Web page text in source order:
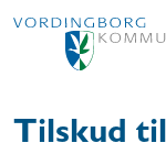
Tilskud